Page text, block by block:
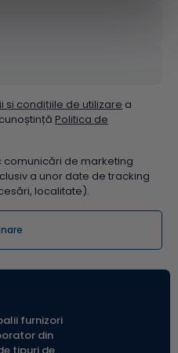
și condițiile de utilizare a
Politica de
comunicări de marketing
a unor date de tracking
localitate).
furnizori
din